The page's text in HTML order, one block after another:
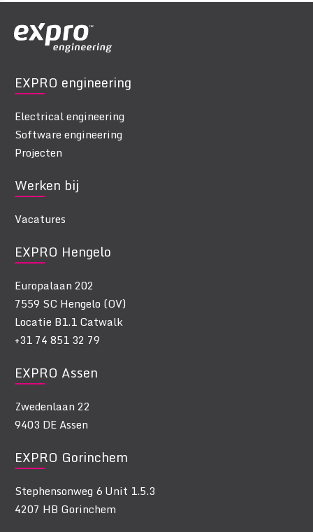
EXPRO engineering
Electrical engineering
Software engineering
Projecten
Werken bij
Vacatures
EXPRO Hengelo
Europalaan 202
7559 SC Hengelo (OV)
Locatie B1.1 Catwalk
+31 74 851 32 79
EXPRO Assen
Zwedenlaan 22
9403 DE Assen
EXPRO Gorinchem
Stephensonweg 6 Unit 1.5.3
4207 HB Gorinchem